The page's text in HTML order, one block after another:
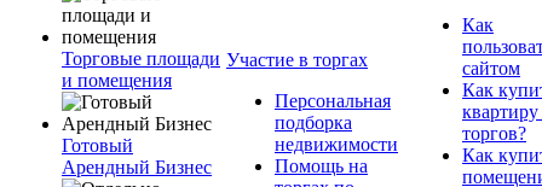
Торговые площади
и помещения
Готовый
Арендный Бизнес
Участие в торгах
Персональная
подборка
недвижимости
Помощь на
Как
сайтом
Как
квартиру
торгов?
Как